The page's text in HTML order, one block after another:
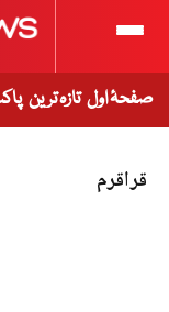
صفحۂ اول تازہ ترین
قراقرم